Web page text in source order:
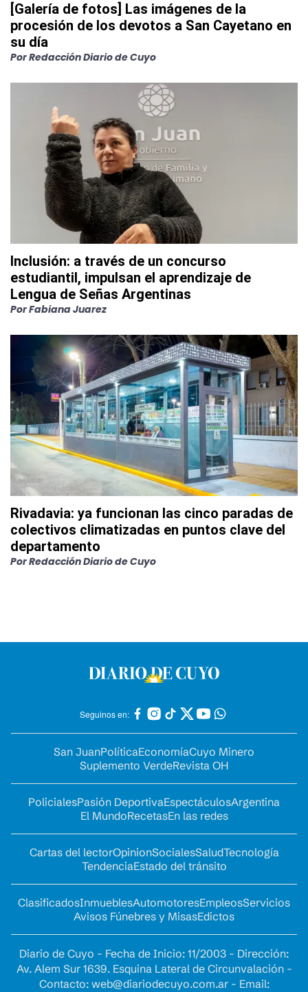
[Galería de fotos] Las imágenes de la
procesión de los devotos a San Cayetano en
su día
PorRedacción Diario de Cuyo
Inclusión: a través de un concurso
estudiantil, impulsan el aprendizaje de
Lengua de Señas Argentinas
PorFabiana Juarez
Rivadavia: ya funcionan las cinco paradas de
colectivos climatizadas en puntos clave del
departamento
PorRedacción Diario de Cuyo
Seguinos en:
San JuanPolíticaEconomíaCuyo Minero
Suplemento VerdeRevista OH
PolicialesPasión DeportivaEspectáculosArgentina
El MundoRecetasEn las redes
Cartas del lectorOpinionSocialesSaludTecnología
TendenciaEstado del tránsito
ClasificadosInmueblesAutomotoresEmpleosServicios
Avisos Fúnebres y MisasEdictos
Diario de Cuyo - Fecha de Inicio: 11/2003 - Dirección:
Av. Alem Sur 1639. Esquina Lateral de Circunvalación -
Contacto: web@diariodecuyo.com.ar- Email: